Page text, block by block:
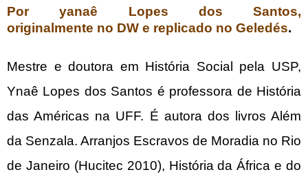
Por yanaê Lopes dos Santos,
originalmente no DW e replicado no Geledés.
Mestre e doutora em História Social pela USP,
Ynaê Lopes dos Santos é professora de História
das Américas na UFF. É autora dos livros Além
da Senzala. Arranjos Escravos de Moradia no Rio
de Janeiro (Hucitec 2010), História da África e do